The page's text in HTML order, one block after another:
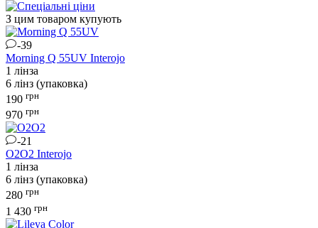
З цим товаром купують
-39
Morning Q 55UV Interojo
1 лінза
6 лінз (упаковка)
190 грн
970 грн
-21
O2O2 Interojo
1 лінза
6 лінз (упаковка)
280 грн
1 430 грн